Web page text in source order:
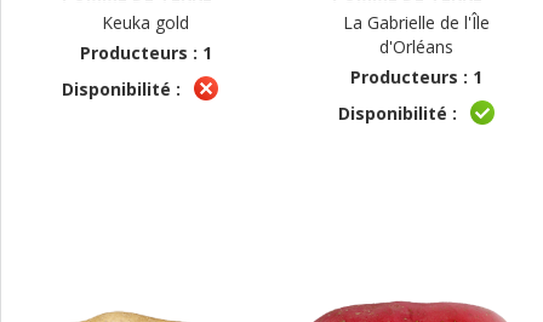
Keuka gold
Producteurs : 1
Disponibilité :
La Gabrielle de l'Île
d'Orléans
Producteurs : 1
Disponibilité :